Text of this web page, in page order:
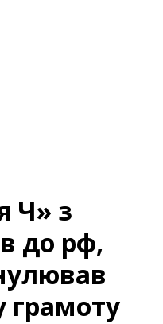
Ч» з
до рф,
грамоту